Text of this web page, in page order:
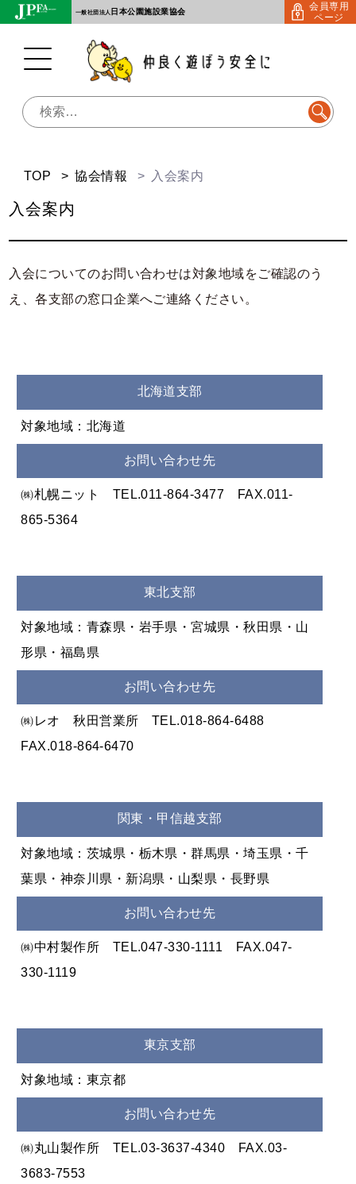
Skip
content
一般社団法人 日本公園施設業協会
会員専用
ページ
検
TOP 協会情報 入会案内
入会案内
入会についてのお問い合わせは対象地域をご確認のう
え、各支部の窓口企業へご連絡ください。
北海道支部
対象地域：北海道
お問い合わせ先
㈱札幌ニット TEL.011-864-3477 FAX.011-
865-5364
東北支部
対象地域：青森県・岩手県・宮城県・秋田県・山
形県・福島県
お問い合わせ先
㈱レオ 秋田営業所 TEL.018-864-6488
FAX.018-864-6470
関東・甲信越支部
対象地域：茨城県・栃木県・群馬県・埼玉県・千
葉県・神奈川県・新潟県・山梨県・長野県
お問い合わせ先
㈱中村製作所 TEL.047-330-1111 FAX.047-
330-1119
東京支部
対象地域：東京都
お問い合わせ先
㈱丸山製作所 TEL.03-3637-4340 FAX.03-
3683-7553